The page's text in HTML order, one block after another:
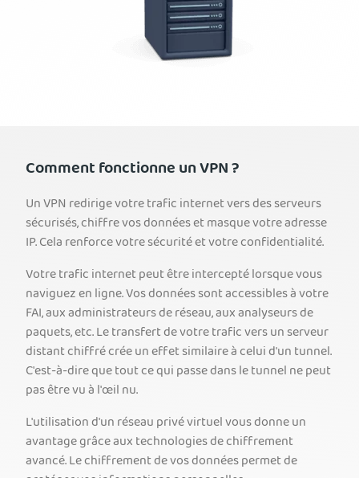
Comment fonctionne un VPN ?
Un VPN redirige votre trafic internet vers des serveurs
sécurisés, chiffre vos données et masque votre adresse
IP. Cela renforce votre sécurité et votre confidentialité.
Votre trafic internet peut être intercepté lorsque vous
naviguez en ligne. Vos données sont accessibles à votre
FAI, aux administrateurs de réseau, aux analyseurs de
paquets, etc. Le transfert de votre trafic vers un serveur
distant chiffré crée un effet similaire à celui d'un tunnel.
C'est-à-dire que tout ce qui passe dans le tunnel ne peut
pas être vu à l'œil nu.
L'utilisation d'un réseau privé virtuel vous donne un
avantage grâce aux technologies de chiffrement
avancé. Le chiffrement de vos données permet de